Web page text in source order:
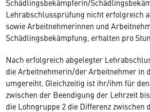
Schädlingsbekämpferin/
Lehrabschlussprüfung nicht erfolgreich
sowie Arbeitnehmerinnen und
Schädlingsbekämpfung, erhalten pro
Nach erfolgreich abgelegter
die Arbeitnehmerin/der Arbeitnehmer in
umgereiht. Gleichzeitig ist ihr/ihm für
zwischen der Beendigung der Lehrzeit
die Lohngruppe 2 die Differenz zwischen